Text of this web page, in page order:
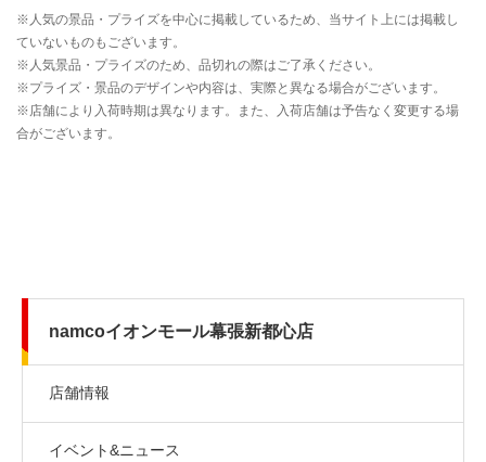
namcoイオンモール幕張新都心店
店舗情報
イベント&ニュース